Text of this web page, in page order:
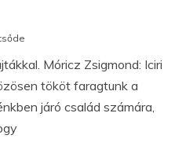
Móricz Zsigmond: Iciri
tököt faragtunk a
járó család számára,